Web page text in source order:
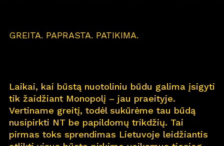
GREITA. PAPRASTA. PATIKIMA.
Laikai, kai būstą nuotoliniu būdu galima įsigyti
tik žaidžiant Monopolį – jau praeityje.
Vertiname greitį, todėl sukūrėme tau būdą
nusipirkti NT be papildomų trikdžių. Tai
pirmas toks sprendimas Lietuvoje leidžiantis